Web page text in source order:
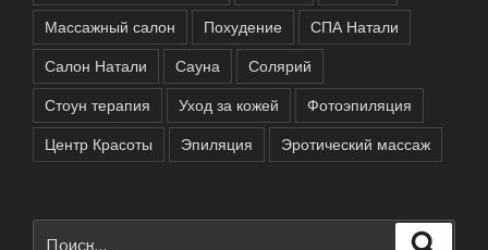
Массажный салон
Похудение
СПА Натали
Салон Натали
Сауна
Солярий
Стоун терапия
Уход за кожей
Фотоэпиляция
Центр Красоты
Эпиляция Эротический массаж